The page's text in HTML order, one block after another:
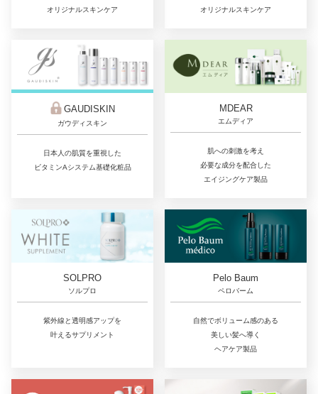
オリジナルスキンケア
オリジナルスキンケア
GAUDISKIN
ガウディスキン
日本人の肌質を重視した
ビタミンAシステム基礎化粧品
MDEAR
エムディア
肌への刺激を考え
必要な成分を配合した
エイジングケア製品
SOLPRO
ソルプロ
紫外線と透明感アップを
叶えるサプリメント
Pelo Baum
ペロバーム
自然でボリューム感のある
美しい髪へ導く
ヘアケア製品